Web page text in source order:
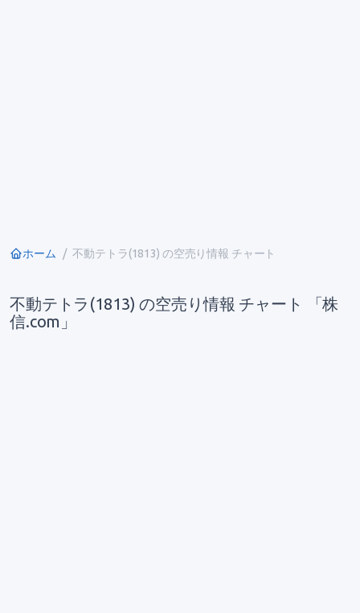
ホーム 不動テトラ(1813) の空売り情報 チャート
不動テトラ(1813) の空売り情報 チャート 「株
信.com」